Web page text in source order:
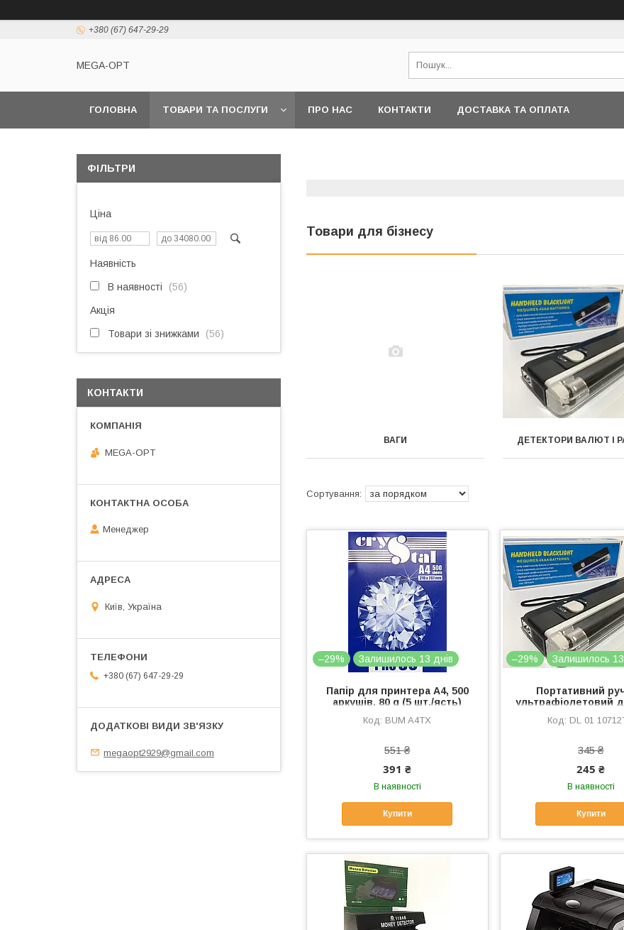
+380 (67) 647-29-29
MEGA-OPT
ГОЛОВНА ТОВАРИ ТА ПОСЛУГИ ПРО НАС КОНТАКТИ ДОСТАВКА ТА ОПЛАТА
Товари для бізнесу
ВАГИ ДЕТЕКТОРИ ВАЛЮТ І
–29% Залишилось 13 днів
Папір для принтера A4, 500
аркушів, 80 g (5 шт./ясть)
BUM A4TX
551 ₴
391 ₴
В наявності
Купити
–29% Залишилось 13
Портативний
ультрафіолетовий
яский)
DL 01
345 ₴
245 ₴
В наявності
Купити
ФІЛЬТРИ
Ціна
Наявність
В наявності 56
Акція
Товари зі знижками 56
КОНТАКТИ
MEGA-OPT
Менеджер
Київ, Україна
+380 (67) 647-29-29
megaopt2929@gmail.com